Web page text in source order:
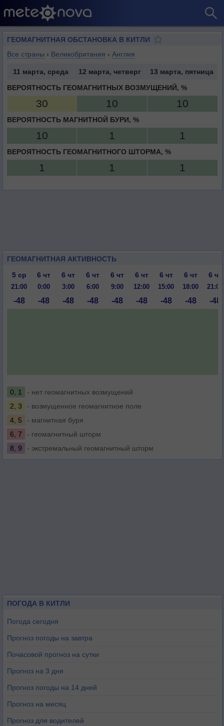
ГЕОМАГНИТНАЯ ОБСТАНОВКА В КИТЛИ
Все страны › Великобритания › Англия
11 марта, среда 12 марта, четверг
13 марта, пятница
ВЕРОЯТНОСТЬ ГЕОМАГНИТНЫХ ВОЗМУЩЕНИЙ, %
30 10 10
ВЕРОЯТНОСТЬ МАГНИТНОЙ БУРИ, %
10 1 1
ВЕРОЯТНОСТЬ ГЕОМАГНИТНОГО ШТОРМА, %
1 1 1
ГЕОМАГНИТНАЯ АКТИВНОСТЬ
5 ср
6 чт 6 чт 6 чт 6 чт 6 чт 6 чт 6 чт 6 чт
21:00 0:00 3:00 6:00 9:00 12:00 15:00 18:00 21:00
-48 -48 -48 -48 -48 -48 -48 -48 -48
0, 1
- нет геомагнитных возмущений
2, 3
- возмущенное геомагнитное поле
4, 5
- магнитная буря
6, 7
- геомагнитный шторм
8, 9
- экстремальный геомагнитный шторм
ПОГОДА В КИТЛИ
Погода сегодня
Прогноз погоды на завтра
Почасовой прогноз на сутки
Прогноз на 3 дня
Прогноз погоды на 14 дней
Прогноз на месяц
Прогноз для водителей